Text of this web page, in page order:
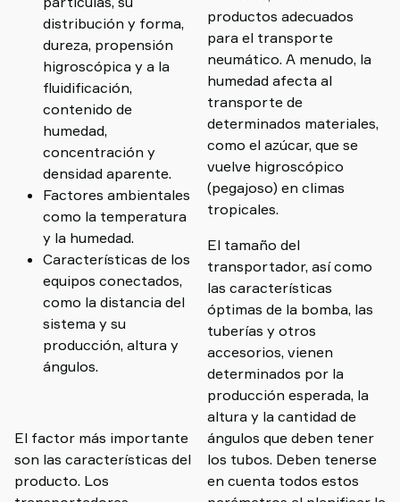
distribución y forma,
dureza, propensión
higroscópica y a la
fluidificación,
contenido de
humedad,
concentración y
densidad aparente.
Factores ambientales
como la temperatura
y la humedad.
Características de los
equipos conectados,
como la distancia del
sistema y su
producción, altura y
ángulos.
El factor más importante
son las características del
producto. Los
productos adecuados
para el transporte
neumático. A menudo, la
humedad afecta al
transporte de
determinados materiales,
como el azúcar, que se
vuelve higroscópico
(pegajoso) en climas
tropicales.
El tamaño del
transportador, así como
las características
óptimas de la bomba, las
tuberías y otros
accesorios, vienen
determinados por la
producción esperada, la
altura y la cantidad de
ángulos que deben tener
los tubos. Deben tenerse
en cuenta todos estos